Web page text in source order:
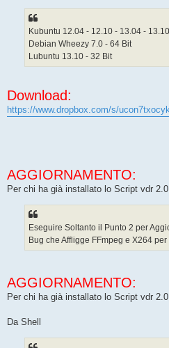
Kubuntu 12.04 - 12.10 - 13.04 -
Debian Wheezy 7.0 - 64 Bit
Lubuntu 13.10 - 32 Bit
Download:
https://www.dropbox.com/s/
AGGIORNAMENTO:
Per chi ha già installato lo Script vdr
Eseguire Soltanto il Punto 2 per
Bug che Affligge FFmpeg e X264
AGGIORNAMENTO:
Per chi ha già installato lo Script vdr
Da Shell